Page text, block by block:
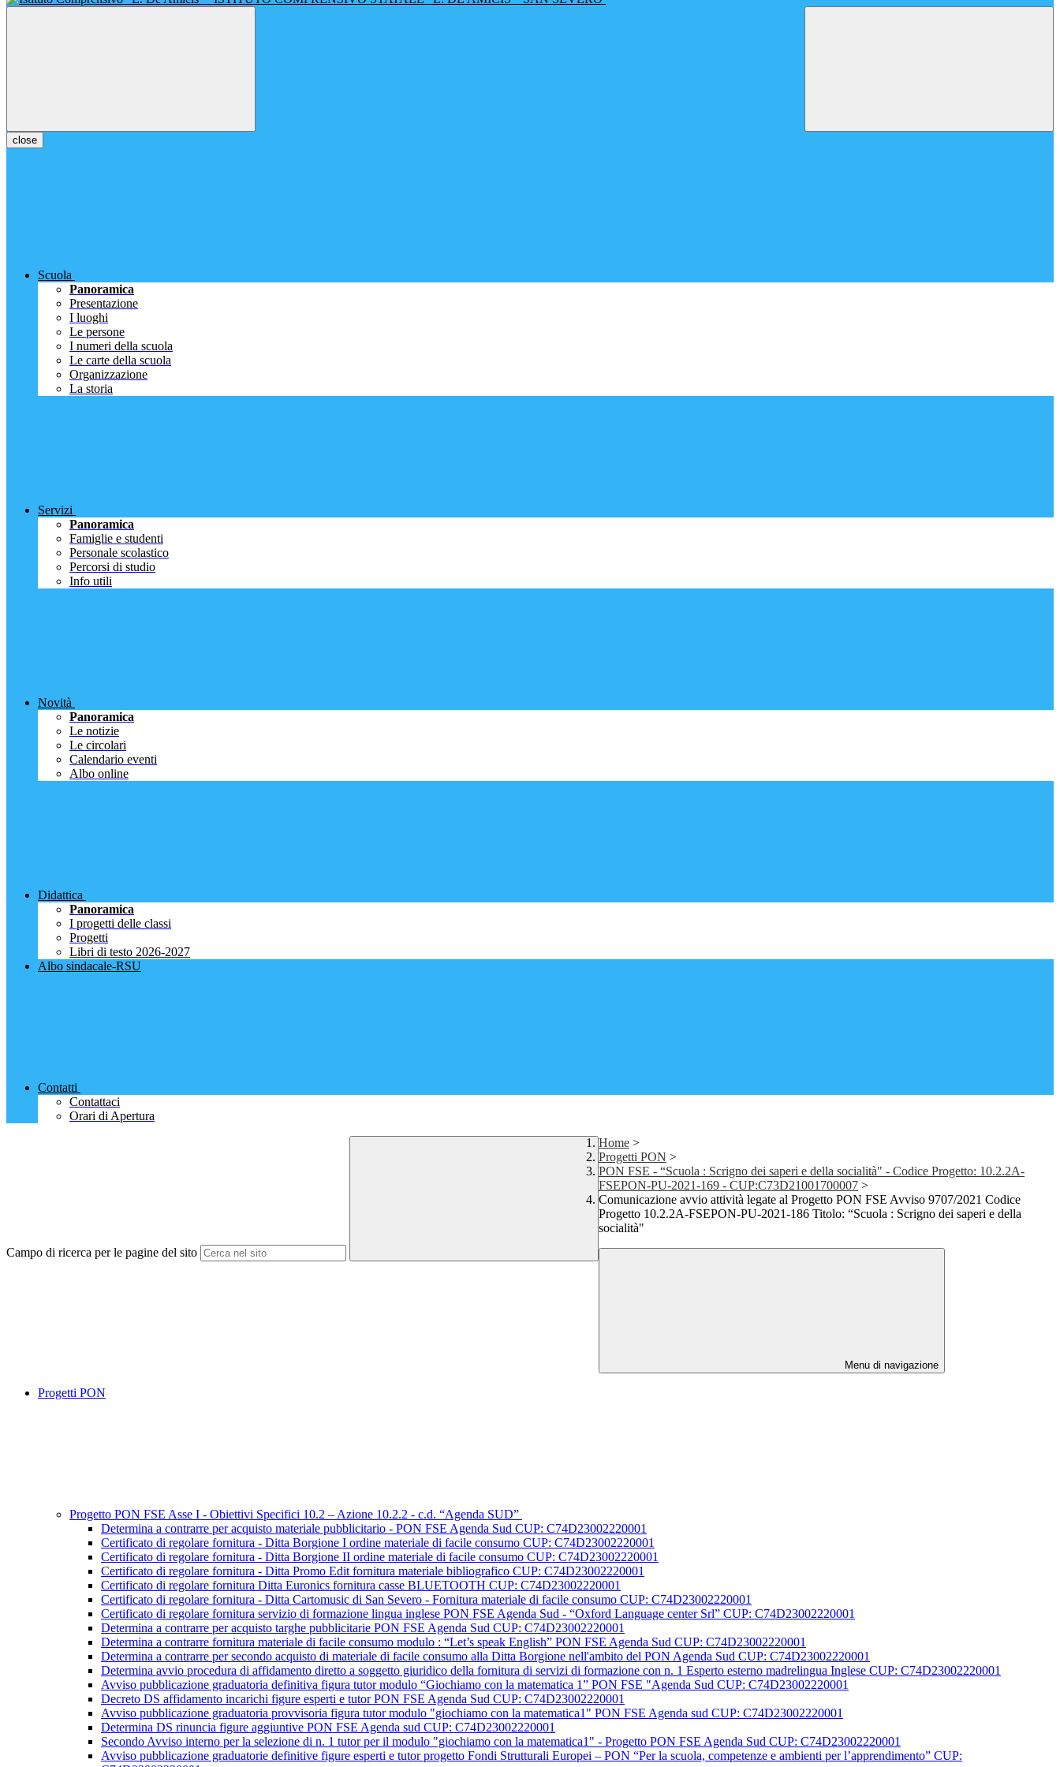
close
Scuola
Panoramica
Presentazione
I luoghi
Le persone
I numeri della scuola
Le carte della scuola
Organizzazione
La storia
Servizi
Panoramica
Famiglie e studenti
Personale scolastico
Percorsi di studio
Info utili
Novità
Panoramica
Le notizie
Le circolari
Calendario eventi
Albo online
Didattica
Panoramica
I progetti delle classi
Progetti
Libri di testo 2026-2027
Albo sindacale-RSU
Contatti
Contattaci
Orari di Apertura
Campo di ricerca per le pagine del sito
Home >
Progetti PON >
PON FSE - “Scuola : Scrigno dei saperi e della socialità" - Codice Progetto: 10.2.2A-
FSEPON-PU-2021-169 - CUP:C73D21001700007 >
Comunicazione avvio attività legate al Progetto PON FSE Avviso 9707/2021 Codice
Progetto 10.2.2A-FSEPON-PU-2021-186 Titolo: “Scuola : Scrigno dei saperi e della
socialità"
Menu di navigazione
Progetti PON
Progetto PON FSE Asse I - Obiettivi Specifici 10.2 – Azione 10.2.2 - c.d. “Agenda SUD”
Determina a contrarre per acquisto materiale pubblicitario - PON FSE Agenda Sud CUP: C74D23002220001
Certificato di regolare fornitura - Ditta Borgione I ordine materiale di facile consumo CUP: C74D23002220001
Certificato di regolare fornitura - Ditta Borgione II ordine materiale di facile consumo CUP: C74D23002220001
Certificato di regolare fornitura - Ditta Promo Edit fornitura materiale bibliografico CUP: C74D23002220001
Certificato di regolare fornitura Ditta Euronics fornitura casse BLUETOOTH CUP: C74D23002220001
Certificato di regolare fornitura - Ditta Cartomusic di San Severo - Fornitura materiale di facile consumo CUP: C74D23002220001
Certificato di regolare fornitura servizio di formazione lingua inglese PON FSE Agenda Sud - “Oxford Language center Srl” CUP: C74D23002220001
Determina a contrarre per acquisto targhe pubblicitarie PON FSE Agenda Sud CUP: C74D23002220001
Determina a contrarre fornitura materiale di facile consumo modulo : “Let’s speak English” PON FSE Agenda Sud CUP: C74D23002220001
Determina a contrarre per secondo acquisto di materiale di facile consumo alla Ditta Borgione nell'ambito del PON Agenda Sud CUP: C74D23002220001
Determina avvio procedura di affidamento diretto a soggetto giuridico della fornitura di servizi di formazione con n. 1 Esperto esterno madrelingua Inglese CUP: C74D23002220001
Avviso pubblicazione graduatoria definitiva figura tutor modulo “Giochiamo con la matematica 1” PON FSE "Agenda Sud CUP: C74D23002220001
Decreto DS affidamento incarichi figure esperti e tutor PON FSE Agenda Sud CUP: C74D23002220001
Avviso pubblicazione graduatoria provvisoria figura tutor modulo "giochiamo con la matematica1" PON FSE Agenda sud CUP: C74D23002220001
Determina DS rinuncia figure aggiuntive PON FSE Agenda sud CUP: C74D23002220001
Secondo Avviso interno per la selezione di n. 1 tutor per il modulo "giochiamo con la matematica1" - Progetto PON FSE Agenda Sud CUP: C74D23002220001
Avviso pubblicazione graduatorie definitive figure esperti e tutor progetto Fondi Strutturali Europei – PON “Per la scuola, competenze e ambienti per l’apprendimento” CUP: